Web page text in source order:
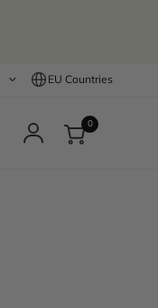
EU Countries
0